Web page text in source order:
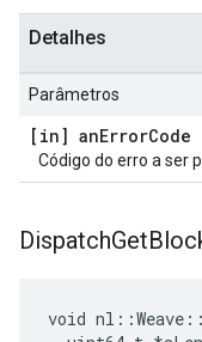
Detalhes
Parâmetros
[in] anErrorCode
Código do erro a ser
DispatchGet
void